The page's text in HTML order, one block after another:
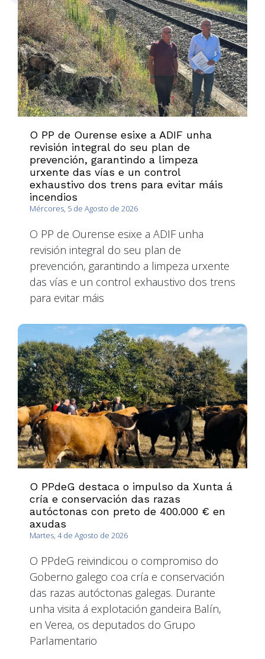
O PP de Ourense esixe a ADIF unha
revisión integral do seu plan de
prevención, garantindo a limpeza
urxente das vías e un control
exhaustivo dos trens para evitar máis
incendios
Mércores, 5 de Agosto de 2026
O PP de Ourense esixe a ADIF unha
revisión integral do seu plan de
prevención, garantindo a limpeza urxente
das vías e un control exhaustivo dos trens
para evitar máis
O PPdeG destaca o impulso da Xunta á
cría e conservación das razas
autóctonas con preto de 400.000 € en
axudas
Martes, 4 de Agosto de 2026
O PPdeG reivindicou o compromiso do
Goberno galego coa cría e conservación
das razas autóctonas galegas. Durante
unha visita á explotación gandeira Balín,
en Verea, os deputados do Grupo
Parlamentario